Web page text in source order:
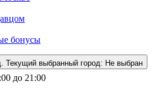
бонусы
Текущий выбранный город: Не выбран
до 21:00